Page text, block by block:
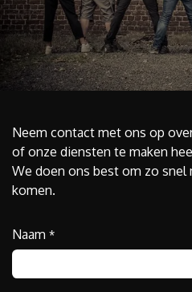
Neem contact met ons op
of onze diensten te maken
We doen ons best om zo
komen.
Naam *